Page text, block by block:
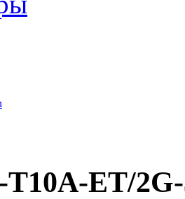
ET/2G-